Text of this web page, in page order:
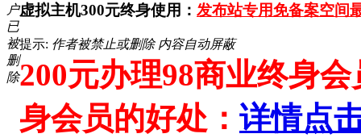
户
已
被
删
除
虚拟主机300元终身使用： 发布站专用免备案空间
提示: 作者被禁止或删除 内容自动屏蔽
200元办理98商业终身
身会员的好处： 详情点